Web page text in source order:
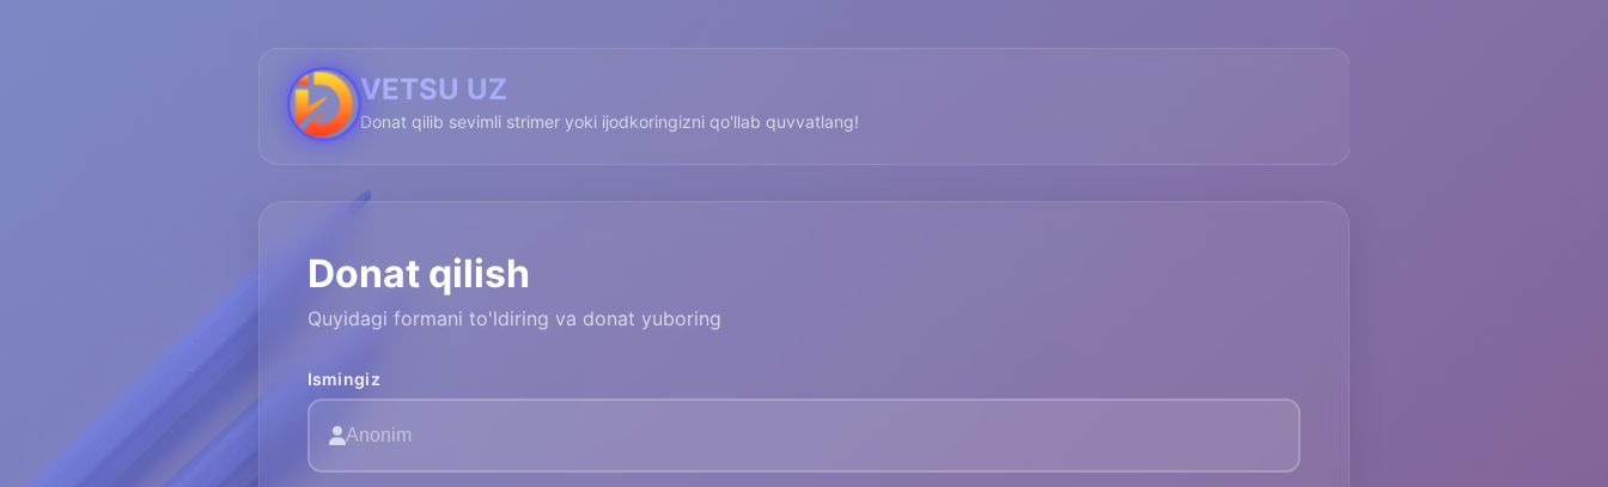
VETSU UZ
Donat qilib sevimli strimer yoki ijodkoringizni qo'llab quvvatlang!
Donat qilish
Quyidagi formani to'ldiring va donat yuboring
Ismingiz